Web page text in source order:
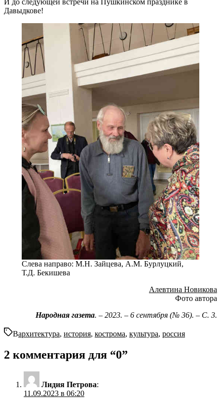
Давыдкове!
Слева направо: М.Н. Зайцева, А.М. Бурлуцкий,
Т.Д. Бекишева
Алевтина Новикова
Фото автора
Народная газета. – 2023. – 6 сентября (№ 36). – С. 3.
Вархитектура, история, кострома, культура, россия
2 комментария для “0”
Лидия Петрова:
11.09.2023 в 06:20